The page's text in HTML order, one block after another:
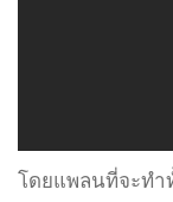
โดยแพลนที่จะทำ